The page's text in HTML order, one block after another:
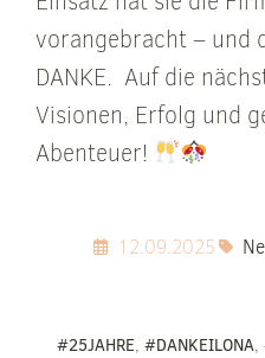
vorangebracht – und
DANKE. Auf die
Visionen, Erfolg und
Abenteuer!
12.09.2025
#25JAHRE,#DANKEILONA,